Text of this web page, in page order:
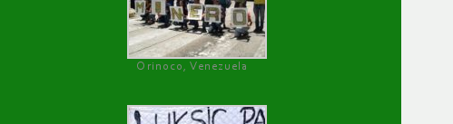
Orinoco, Venezuela